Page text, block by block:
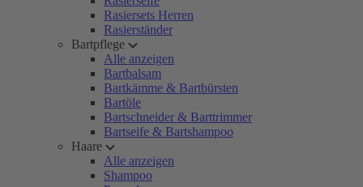
Rasiersets Herren
Rasierständer
Bartpflege
Alle anzeigen
Bartbalsam
Bartkämme & Bartbürsten
Bartöle
Bartschneider & Barttrimmer
Bartseife & Bartshampoo
Haare
Alle anzeigen
Shampoo